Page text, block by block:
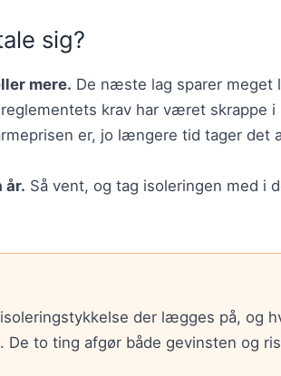
sig?
mere. De næste lag sparer meget
krav har været skrappe i
er, jo længere tid tager det
år. Så vent, og tag isoleringen med i
der lægges på, og
to ting afgør både gevinsten og